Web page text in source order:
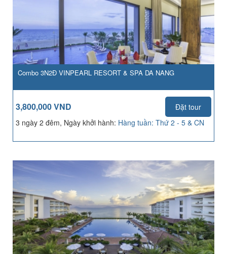
Combo 3N2Đ VINPEARL RESORT & SPA DA NANG
3,800,000 VND
Đặt tour
3 ngày 2 đêm, Ngày khởi hành: Hàng tuần: Thứ 2 - 5 & CN